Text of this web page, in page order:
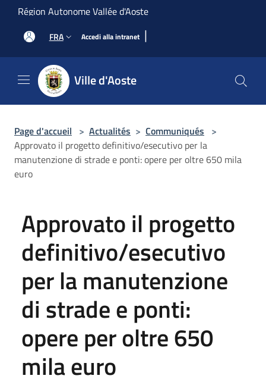
Salta al contenuto principale
Région Autonome Vallée d'Aoste
FRA Accedi alla intranet |
Ville d'Aoste
Page d'accueil > Actualités > Communiqués >
Approvato il progetto definitivo/esecutivo per la
manutenzione di strade e ponti: opere per oltre 650 mila
euro
Approvato il progetto
definitivo/esecutivo
per la manutenzione
di strade e ponti:
opere per oltre 650
mila euro